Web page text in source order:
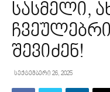
სასმელი,
შევიძენ!
სექტემბერი 26, 2025